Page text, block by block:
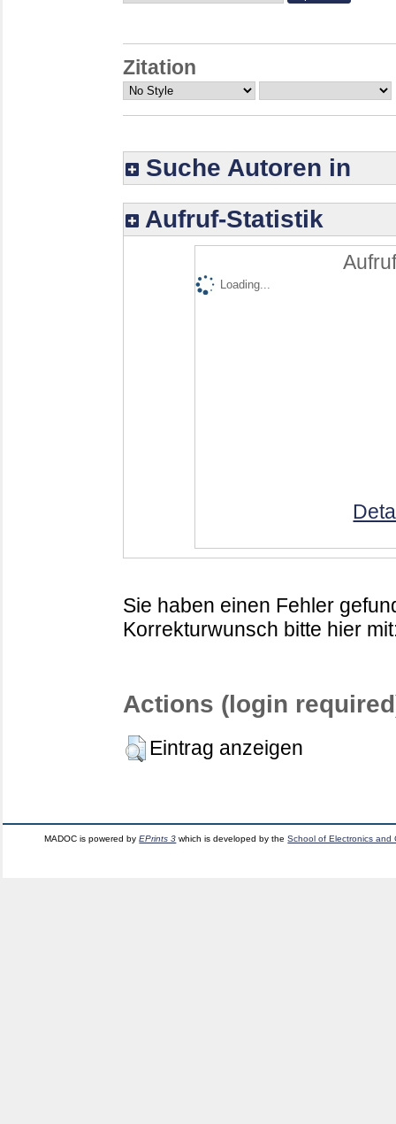
Zitation
Suche Autoren in
Aufruf-Statistik
Loading...
Sie haben einen Fehler
Korrekturwunsch bitte hier
Actions (login
Eintrag anzeigen
MADOC is powered byEPrints 3 which is developed by theSchool of Electronics and